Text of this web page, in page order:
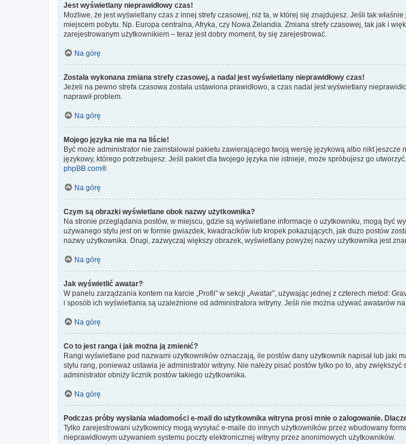
Jest wyświetlany nieprawidłowy czas!
Możliwe, że jest wyświetlany czas z innej strefy czasowej, niż ta, w której się znajdujesz. Jeśli tak
miejscem pobytu. Np. Europa centralna, Afryka, czy Nowa Zelandia. Zmiana strefy czasowej, tak jak i
zarejestrowanym użytkownikiem – teraz jest dobry moment, by się zarejestrować.
Na górę
Została wykonana zmiana strefy czasowej, a nadal jest wyświetlany nieprawidłowy czas!
Jeżeli na pewno strefa czasowa została ustawiona prawidłowo, a czas nadal jest wyświetlany
naprawił problem.
Na górę
Mojego języka nie ma na liście!
Być może administrator nie zainstalował pakietu zawierającego twoją wersję językową albo nikt
językowy, którego potrzebujesz. Jeśli pakiet dla twojego języka nie istnieje, może spróbujesz go
phpBB.com®
Na górę
Czym są obrazki wyświetlane obok nazwy użytkownika?
Na stronie przeglądania postów, w miejscu, gdzie są wyświetlane informacje o użytkowniku, mogą być
używanego stylu jest on w formie gwiazdek, kwadracików lub kropek pokazujących, jak dużo postów
nazwy użytkownika. Drugi, zazwyczaj większy obrazek, wyświetlany powyżej nazwy użytkownika jest
Na górę
Jak wyświetlić awatar?
W panelu zarządzania kontem na karcie „Profil” w sekcji „Awatar”, używając jednej z czterech metod:
i sposób ich wyświetlania są uzależnione od administratora witryny. Jeśli nie można używać awatarów
Na górę
Co to jest ranga i jak można ją zmienić?
Rangi wyświetlane pod nazwami użytkowników oznaczają, ile postów dany użytkownik napisał lub jaki
stylu rang, ponieważ ustawia je administrator witryny. Nie należy pisać postów tylko po to, aby
administrator obniży licznik postów takiego użytkownika.
Na górę
Podczas próby wysłania wiadomości e-mail do użytkownika witryna prosi mnie o zalogowanie.
Tylko zarejestrowani użytkownicy mogą wysyłać e-maile do innych użytkowników przez wbudowany
nieprawidłowym używaniem systemu poczty elektronicznej witryny przez anonimowych użytkowników.